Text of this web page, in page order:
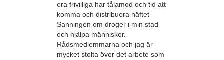
era frivilliga har tålamod och tid att
komma och distribuera häftet
Sanningen om droger i min stad
och hjälpa människor.
Rådsmedlemmarna och jag är
mycket stolta över det arbete som